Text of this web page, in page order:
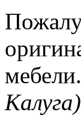
мебели.
Калуга)